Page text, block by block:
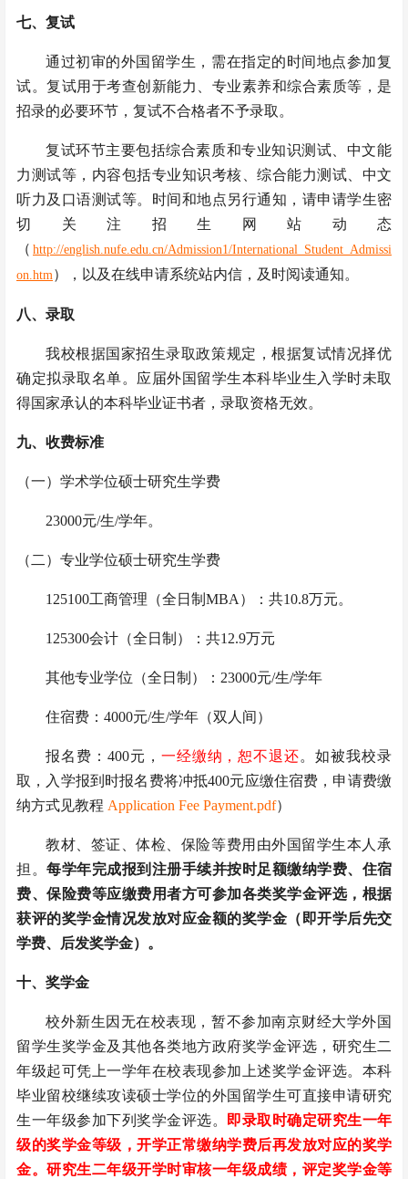
七、 复试
通过初审的外国留学生，需在指定的时间地点参加复
试。复试用于考查创新能力、专业素养和综合素质等，是
招录的必要环节，复试不合格者不予录取。
复试环节主要包括综合素质和专业知识测试、中文能
力测试等，内容包括专业知识考核、综合能力测试、中文
听力及口语测试等。时间和地点另行通知，请申请学生密
切关注招生网站动态
（ http://english.nufe.edu.cn/Admission1/International_Student_Admissi
on.htm）， 以及在线申请系统站内信，及时阅读通知。
八、 录取
我校根据国家招生录取政策规定，根据复试情况择优
确定拟录取名单。应届外国留学生本科毕业生入学时未取
得国家承认的本科毕业证书者，录取资格无效。
九、 收费标准
（一）学术学位硕士研究生学费
23000元/生/学年。
（二）专业学位硕士研究生学费
125100工商管理（全日制MBA）：共10.8万元。
125300会计（全日制）：共12.9万元
其他专业学位（全日制）：23000元/生/学年
住宿费：4000元/生/学年（双人间）
报名费：400元， 一经缴纳，恕不退还。如被我校录
取，入学报到时报名费将冲抵400元应缴住宿费，申请费缴
纳方式见教程 Application Fee Payment.pdf）
教材、签证、体检、保险等费用由外国留学生本人承
担。 每学年完成报到注册手续并按时足额缴纳学费、住宿
费、保险费等应缴费用者方可参加各类奖学金评选，根据
获评的奖学金情况发放对应金额的奖学金（即开学后先交
学费、后发奖学金）。
十、 奖学金
校外新生因无在校表现，暂不参加南京财经大学外国
留学生奖学金及其他各类地方政府奖学金评选，研究生二
年级起可凭上一学年在校表现参加上述奖学金评选。 本科
毕业留校继续攻读硕士学位的外国留学生可直接申请研究
生一年级参加下列奖学金评选。
即录取时确定研究生一年
级的奖学金等级，开学正常缴纳学费后再发放对应的奖学
金。研究生二年级开学时审核一年级成绩，评定奖学金等